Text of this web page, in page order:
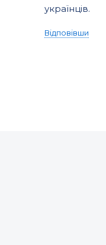
українців.
Відповівши